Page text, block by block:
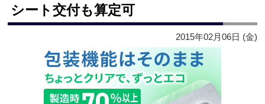
シート交付も算定可
2015年02月06日 (金)